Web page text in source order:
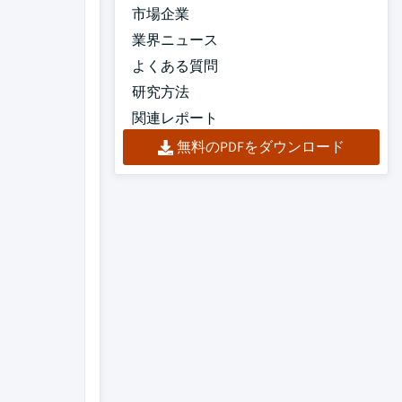
市場企業
業界ニュース
よくある質問
研究方法
関連レポート
無料のPDFをダウンロード